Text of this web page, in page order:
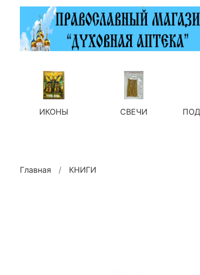
ИКОНЫ СВЕЧИ
Главная КНИГИ